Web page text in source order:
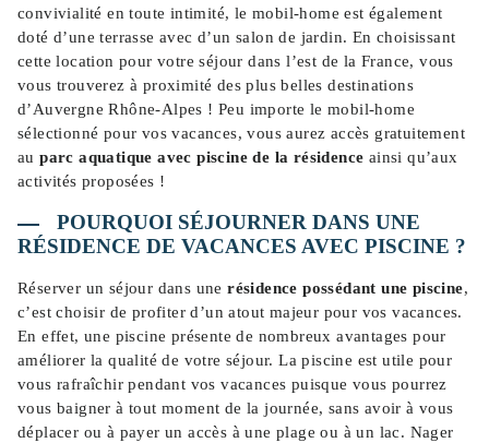
convivialité en toute intimité, le mobil-home est également
doté d’une terrasse avec d’un salon de jardin. En choisissant
cette location pour votre séjour dans l’est de la France, vous
vous trouverez à proximité des plus belles destinations
d’Auvergne Rhône-Alpes ! Peu importe le mobil-home
sélectionné pour vos vacances, vous aurez accès gratuitement
auparc aquatique avec piscine de la résidence ainsi qu’aux
activités proposées !
POURQUOI SÉJOURNER DANS UNE
RÉSIDENCE DE VACANCES AVEC PISCINE ?
Réserver un séjour dans unerésidence possédant une piscine,
c’est choisir de profiter d’un atout majeur pour vos vacances.
En effet, une piscine présente de nombreux avantages pour
améliorer la qualité de votre séjour. La piscine est utile pour
vous rafraîchir pendant vos vacances puisque vous pourrez
vous baigner à tout moment de la journée, sans avoir à vous
déplacer ou à payer un accès à une plage ou à un lac. Nager